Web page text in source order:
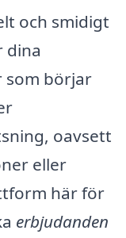
och smidigt
dina
som börjar
oavsett
eller
här för
erbjudanden